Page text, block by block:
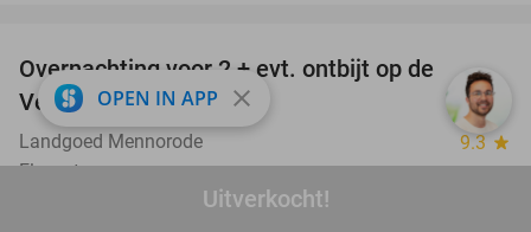
Uitverkocht!
51%
Overnachting voor 2 + evt. ontbijt op de
Veluwe
Landgoed Mennorode 9.3 star
Elspeet
OPEN IN APP close